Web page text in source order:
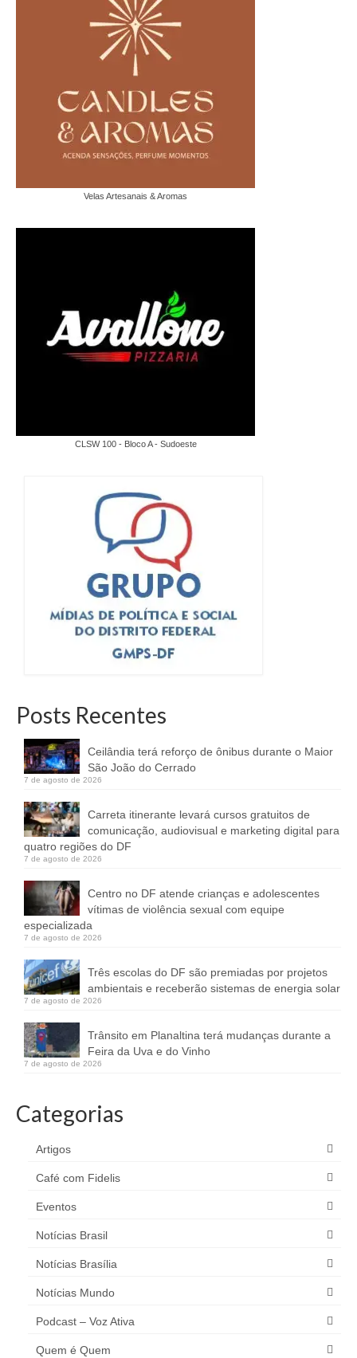
Velas Artesanais & Aromas
CLSW 100 - Bloco A - Sudoeste
Posts Recentes
Ceilândia terá reforço de ônibus durante o Maior
São João do Cerrado
7 de agosto de 2026
Carreta itinerante levará cursos gratuitos de
comunicação, audiovisual e marketing digital para
quatro regiões do DF
7 de agosto de 2026
Centro no DF atende crianças e adolescentes
vítimas de violência sexual com equipe
especializada
7 de agosto de 2026
Três escolas do DF são premiadas por projetos
ambientais e receberão sistemas de energia solar
7 de agosto de 2026
Trânsito em Planaltina terá mudanças durante a
Feira da Uva e do Vinho
7 de agosto de 2026
Categorias
Artigos
Café com Fidelis
Eventos
Notícias Brasil
Notícias Brasília
Notícias Mundo
Podcast – Voz Ativa
Quem é Quem